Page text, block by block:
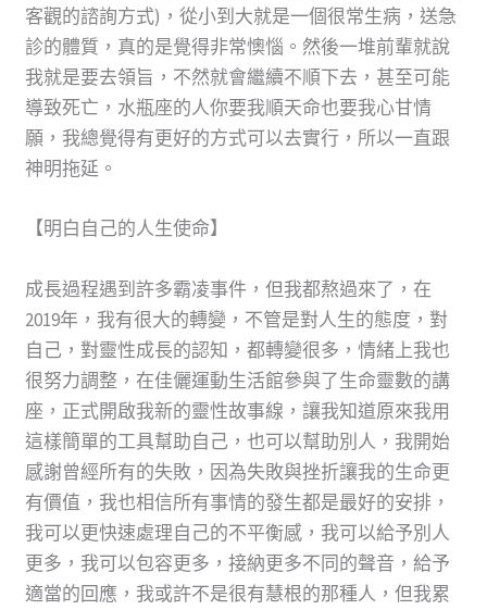
客觀的諮詢方式)，從小到大就是一個很常生病，送急
診的體質，真的是覺得非常懊惱。然後一堆前輩就說
我就是要去領旨，不然就會繼續不順下去，甚至可能
導致死亡，水瓶座的人你要我順天命也要我心甘情
願，我總覺得有更好的方式可以去實行，所以一直跟
神明拖延。
【明白自己的人生使命】
成長過程遇到許多霸凌事件，但我都熬過來了，在
2019年，我有很大的轉變，不管是對人生的態度，對
自己，對靈性成長的認知，都轉變很多，情緒上我也
很努力調整，在佳儷運動生活館參與了生命靈數的講
座，正式開啟我新的靈性故事線，讓我知道原來我用
這樣簡單的工具幫助自己，也可以幫助別人，我開始
感謝曾經所有的失敗，因為失敗與挫折讓我的生命更
有價值，我也相信所有事情的發生都是最好的安排，
我可以更快速處理自己的不平衡感，我可以給予別人
更多，我可以包容更多，接納更多不同的聲音，給予
適當的回應，我或許不是很有慧根的那種人，但我累